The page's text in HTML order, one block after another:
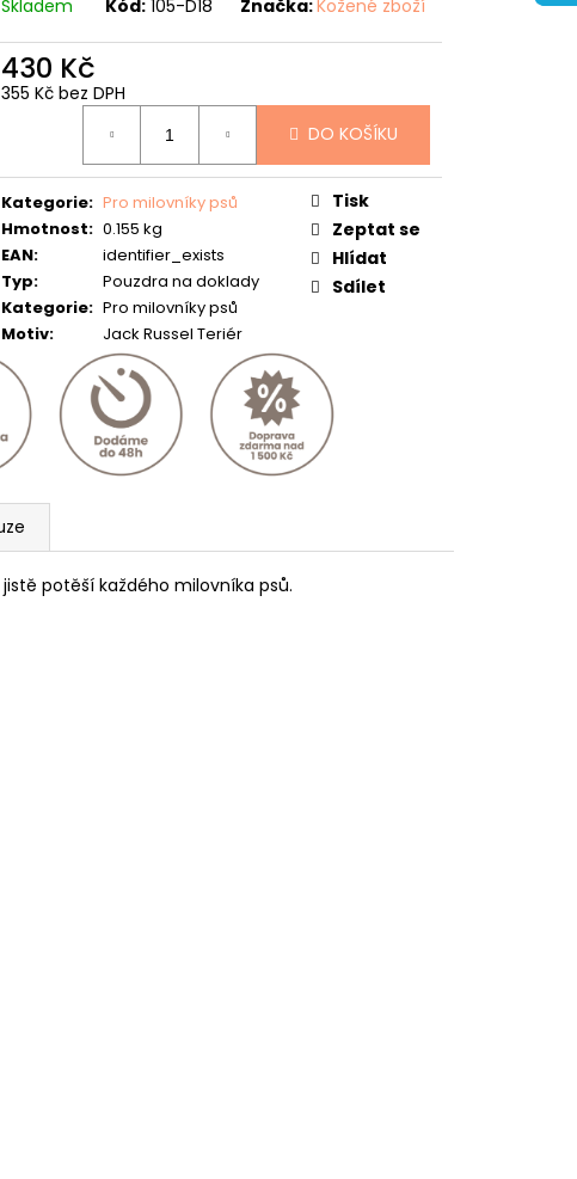
Skladem Kód: 105-D18 Značka:Kožené zboží
430 Kč
355 Kč bez DPH
DO KOŠÍKU
Kategorie: Pro milovníky psů
Hmotnost: 0.155 kg
EAN:
identifier_exists
Typ:
Pouzdra na doklady
Kategorie: Pro milovníky psů
Motiv: Jack Russel Teriér
Tisk
Zeptat se
Hlídat
Sdílet
potěší každého milovníka psů.